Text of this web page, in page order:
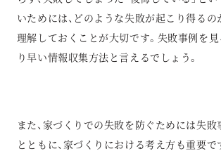
いためには、どのような失敗が起こり得る
理解しておくことが大切です。失敗事例を見
り早い情報収集方法と言えるでしょう。
また、家づくりでの失敗を防ぐためには失敗
とともに、家づくりにおける考え方も重要で